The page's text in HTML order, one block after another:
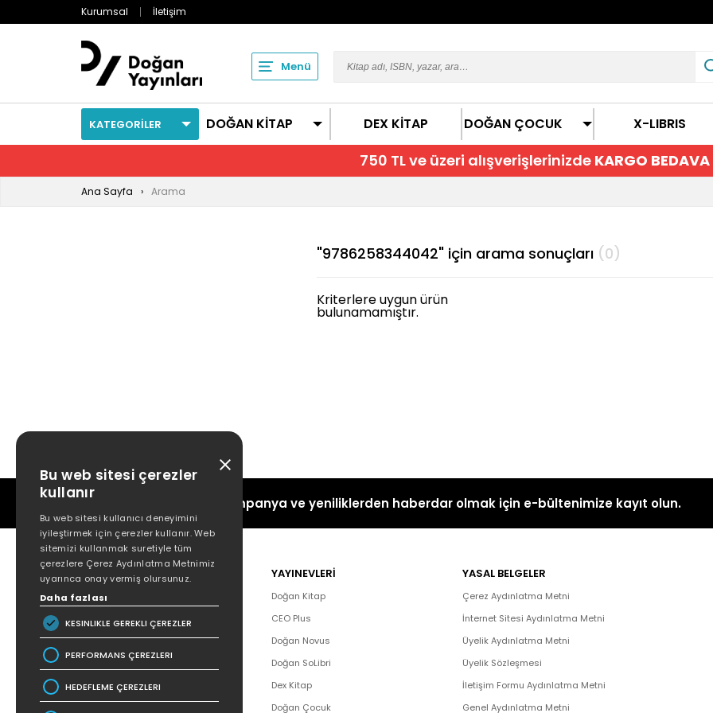
Kurumsal İletişim
Menü
KATEGORİLER DOĞAN KİTAP DEX KİTAP DOĞAN ÇOCUK X-LIBRIS
750 TL ve üzeri alışverişlerinizde KARGO BEDAVA
Ana Sayfa Arama
"9786258344042" için arama sonuçları (0)
Kriterlere uygun ürün
bulunamamıştır.
Kampanya ve yeniliklerden haberdar olmak için e-bültenimize kayıt olun.
POPÜLER
Hakkımızda
Yazar Listesi
İletişim
Bizden Haberler
YAYINEVLERİ
Doğan Kitap
CEO Plus
Doğan Novus
Doğan SoLibri
Dex Kitap
Doğan Çocuk
YASAL BELGELER
Çerez Aydınlatma Metni
İnternet Sitesi Aydınlatma Metni
Üyelik Aydınlatma Metni
Üyelik Sözleşmesi
İletişim Formu Aydınlatma Metni
Genel Aydınlatma Metni
Bu web sitesi çerezler
kullanır
Bu web sitesi kullanıcı deneyimini
iyileştirmek için çerezler kullanır. Web
sitemizi kullanmak suretiyle tüm
çerezlere Çerez Aydınlatma Metnimiz
uyarınca onay vermiş olursunuz.
Daha fazlası
KESINLIKLE GEREKLI ÇEREZLER
PERFORMANS ÇEREZLERI
HEDEFLEME ÇEREZLERI